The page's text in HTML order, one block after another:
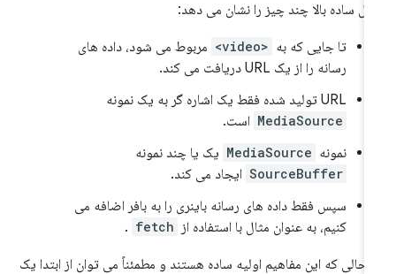
ساده بالا چند چیز را نشان می دهد:
تا جایی که به <video>
مربوط می شود، داده های
رسانه را از یک URL دریافت می کند.
URL تولید شده فقط یک اشاره گر به یک نمونه
MediaSource است.
نمونه MediaSource یک یا چند نمونه
SourceBuffer ایجاد می کند.
سپس فقط داده های رسانه باینری را به بافر اضافه می
کنیم، به عنوان مثال با استفاده از fetch
.
حالی که این مفاهیم اولیه ساده هستند و مطمئناً می توان از ابتدا یک